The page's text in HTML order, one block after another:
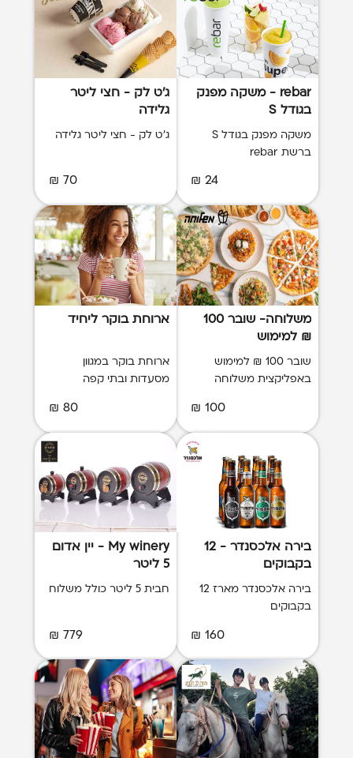
rebar - משקה מפנק
בגודל S
משקה מפנק בגודל S
ברשת rebar
24 ₪
ג'ט לק - חצי ליטר
גלידה
ג'ט לק - חצי ליטר גלידה
70 ₪
משלוחה- שובר 100
₪ למימוש
באפליקציה
שובר 100 ₪ למימוש
באפליקצית משלוחה
100 ₪
ארוחת בוקר ליחיד
ארוחת בוקר במגוון
מסעדות ובתי קפה
80 ₪
בירה אלכסנדר - 12
בקבוקים
בירה אלכסנדר מארז 12
בקבוקים
160 ₪
My winery - יין אדום
5 ליטר
חבית 5 ליטר כולל משלוח
779 ₪